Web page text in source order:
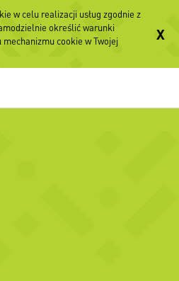
w celu realizacji usług zgodnie z
określić warunki
cookie w Twojej
X